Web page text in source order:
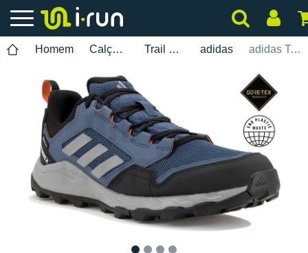
Homem Calçados Trail Running adidas adidas Terrex Tracerocker 2 Gore-Tex H